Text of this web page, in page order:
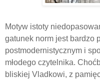
Motyw istoty
gatunek norm jest bardzo
postmodernistycznym i
młodego czytelnika.
bliskiej Vladkowi, z